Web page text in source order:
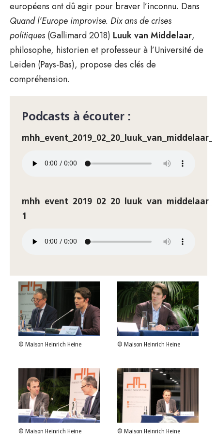
européens ont dû agir pour braver l’inconnu. Dans
Quand l’Europe improvise. Dix ans de crises
politiques (Gallimard 2018) Luuk van Middelaar,
philosophe, historien et professeur à l’Université de
Leiden (Pays-Bas), propose des clés de
compréhension.
Podcasts à écouter :
1
© Maison Heinrich Heine © Maison Heinrich Heine
© Maison Heinrich Heine © Maison Heinrich Heine